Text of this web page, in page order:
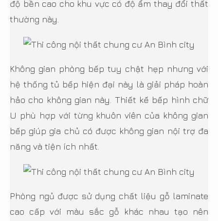
độ bền cao cho khu vực có độ ẩm thay đổi thất
thường này.
Không gian phòng bếp tuy chật hẹp nhưng với
hệ thống tủ bếp hiện đại này là giải pháp hoàn
hảo cho không gian này. Thiết kế bếp hình chữ
U phù hợp với từng khuôn viên của không gian
bếp giúp gia chủ có được không gian nội trợ đa
năng và tiện ích nhất.
Phòng ngủ được sử dụng chất liệu gỗ laminate
cao cấp với màu sắc gỗ khác nhau tạo nên